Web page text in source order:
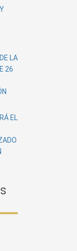
LA
26
EL